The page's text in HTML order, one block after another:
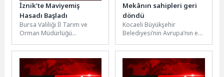
İznik’te Maviyemiş
Hasadı Başladı
Bursa Valiliği İl Tarım ve
Orman Müdürlüğü
“Organik Tarımın
Yaygınlaştırılması ve
Kontrolü Projesi”...
Mekânın sahipleri geri
döndü
Kocaeli Büyükşehir
Belediyesi’nin Avrupa’nın en
hayata geçirdiği “İzmit
Körfezi Dip Çamuru...